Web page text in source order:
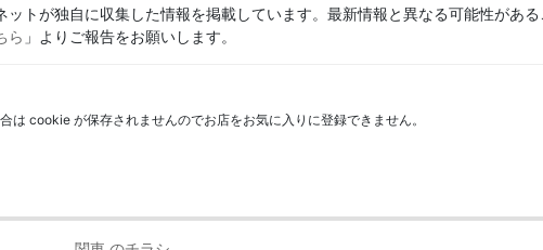
トが独自に収集した情報を掲載しています。最新情報と異なる可能性があ
ら 」よりご報告をお願いします。
cookie が保存されませんのでお店をお気に入りに登録できません。